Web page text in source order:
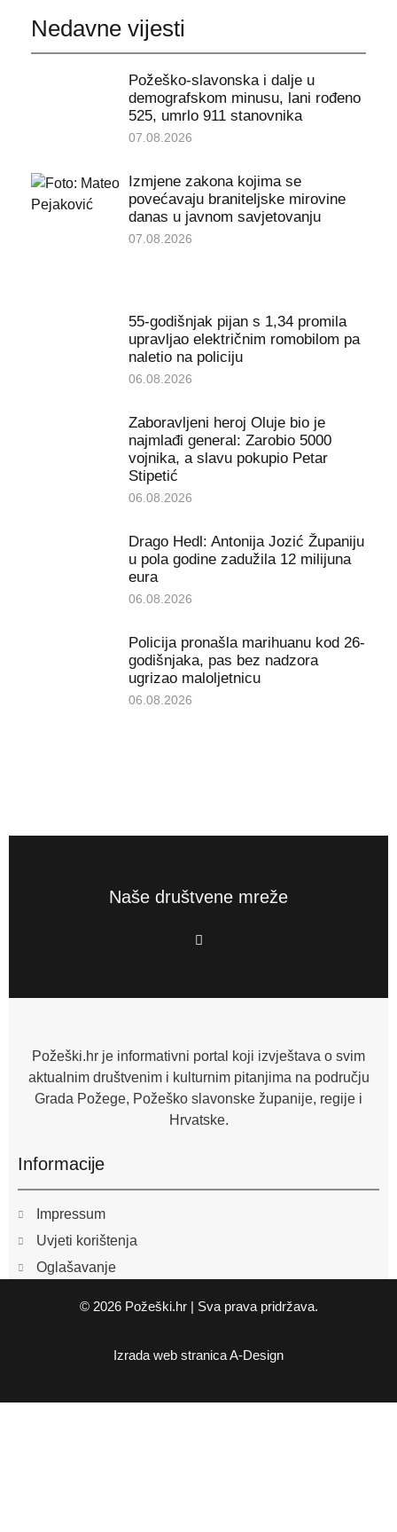
Nedavne vijesti
Požeško-slavonska i dalje u
demografskom minusu, lani rođeno
525, umrlo 911 stanovnika
07.08.2026
Izmjene zakona kojima se
povećavaju braniteljske mirovine
danas u javnom savjetovanju
07.08.2026
55-godišnjak pijan s 1,34 promila
upravljao električnim romobilom pa
naletio na policiju
06.08.2026
Zaboravljeni heroj Oluje bio je
najmlađi general: Zarobio 5000
vojnika, a slavu pokupio Petar
Stipetić
06.08.2026
Drago Hedl: Antonija Jozić Županiju
u pola godine zadužila 12 milijuna
eura
06.08.2026
Policija pronašla marihuanu kod 26-
godišnjaka, pas bez nadzora
ugrizao maloljetnicu
06.08.2026
Naše društvene mreže
F
a
o
f
Požeški.hr je informativni portal koji izvještava o svim
aktualnim društvenim i kulturnim pitanjima na području
Grada Požege, Požeško slavonske županije, regije i
Hrvatske.
Informacije
Impressum
Uvjeti korištenja
Oglašavanje
© 2026 Požeški.hr | Sva prava pridržava.
Izrada web stranicaA-Design